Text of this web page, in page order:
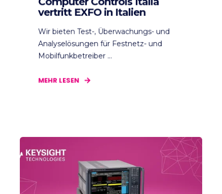
vertritt EXFO in Italien
Wir bieten Test-, Überwachungs- und
Analyselösungen für Festnetz- und
Mobilfunkbetreiber ...
MEHR LESEN